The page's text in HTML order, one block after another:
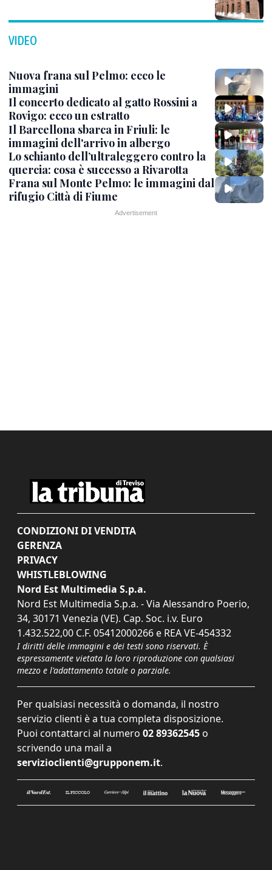
VIDEO
Nuova frana sul Pelmo: ecco le
immagini
Il concerto dedicato al gatto Rossini a
Rovigo: ecco un estratto
Il Barcellona sbarca in Friuli: le
immagini dell'arrivo in albergo
Lo schianto dell’ultraleggero contro la
quercia: cosa è successo a Rivarotta
Frana sul Monte Pelmo: le immagini dal
rifugio Città di Fiume
CONDIZIONI DI VENDITA
GERENZA
PRIVACY
WHISTLEBLOWING
Nord Est Multimedia S.p.a.
Nord Est Multimedia S.p.a. - Via Alessandro Poerio,
34, 30171 Venezia (VE). Cap. Soc. i.v. Euro
1.432.522,00 C.F. 05412000266 e REA VE-454332
I diritti delle immagini e dei testi sono riservati. È
espressamente vietata la loro riproduzione con qualsiasi
mezzo e l'adattamento totale o parziale.
Per qualsiasi necessità o domanda, il nostro
servizio clienti è a tua completa disposizione.
Puoi contattarci al numero 02 89362545 o
scrivendo una mail a
servizioclienti@grupponem.it.